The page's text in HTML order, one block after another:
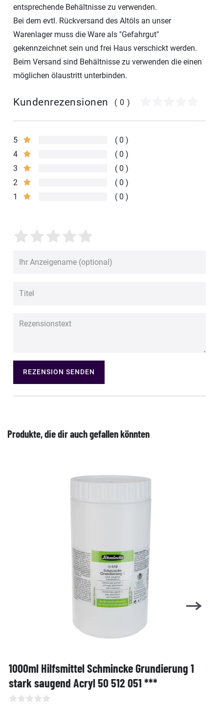
entsprechende Behältnisse zu verwenden.
Bei dem evtl. Rückversand des Altöls an unser
Warenlager muss die Ware als "Gefahrgut"
gekennzeichnet sein und frei Haus verschickt werden.
Beim Versand sind Behältnisse zu verwenden die einen
möglichen ölaustritt unterbinden.
Kundenrezensionen (0)
5
0
4
0
3
0
2
0
1
0
REZENSION SENDEN
Produkte, die dir auch gefallen könnten
1000ml Hilfsmittel Schmincke Grundierung 1
stark saugend Acryl 50 512 051 ***